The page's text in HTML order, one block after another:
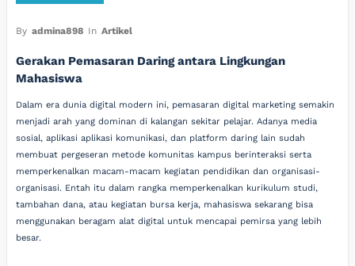
By admina898 In Artikel
Gerakan Pemasaran Daring antara Lingkungan
Mahasiswa
Dalam era dunia digital modern ini, pemasaran digital marketing semakin
menjadi arah yang dominan di kalangan sekitar pelajar. Adanya media
sosial, aplikasi aplikasi komunikasi, dan platform daring lain sudah
membuat pergeseran metode komunitas kampus berinteraksi serta
memperkenalkan macam-macam kegiatan pendidikan dan organisasi-
organisasi. Entah itu dalam rangka memperkenalkan kurikulum studi,
tambahan dana, atau kegiatan bursa kerja, mahasiswa sekarang bisa
menggunakan beragam alat digital untuk mencapai pemirsa yang lebih
besar.